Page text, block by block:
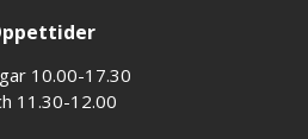
10.00-17.30
11.30-12.00